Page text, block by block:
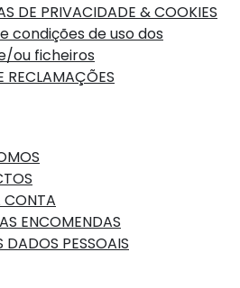
DE PRIVACIDADE & COOKIES
condições de uso dos
ou ficheiros
RECLAMAÇÕES
CONTA
ENCOMENDAS
DADOS PESSOAIS